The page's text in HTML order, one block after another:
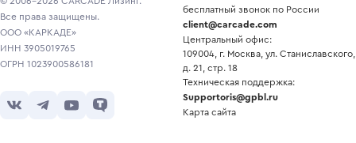
Все права защищены.
ООО «КАРКАДЕ»
ИНН 3905019765
ОГРН 1023900586181
бесплатный звонок по России
client@carcade.com
Центральный офис:
109004, г. Москва, ул. Станиславского,
д. 21, стр. 18
Техническая поддержка:
Supportoris@gpbl.ru
Карта сайта